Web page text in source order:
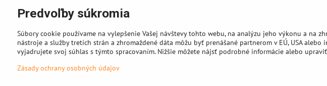
Predvoľby súkromia
Súbory cookie používame na vylepšenie Vašej návštevy tohto webu, na analýzu jeho výkonu a na
nástroje a služby tretích strán a zhromaždené dáta môžu byť prenášané partnerom v EÚ, USA
vyjadrujete svoj súhlas s týmto spracovaním. Nižšie môžete nájsť podrobné informácie alebo
Zásady ochrany osobných údajov